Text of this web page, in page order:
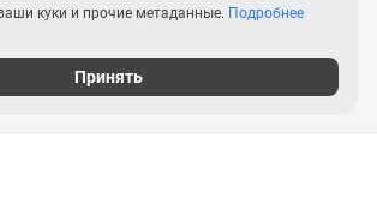
куки и прочие метаданные. Подробнее
Принять